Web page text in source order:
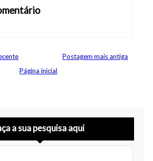
Postagem mais antiga
Página inicial
a sua pesquisa aqui